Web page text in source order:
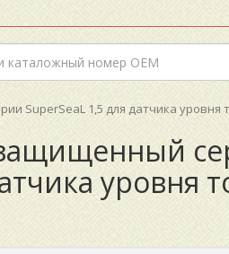
SuperSeaL 1,5 для датчика
уровня